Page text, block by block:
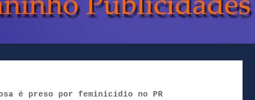
é preso por feminicídio no PR